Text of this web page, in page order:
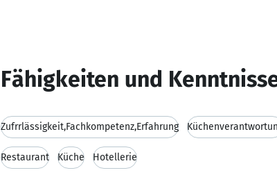
Fähigkeiten und
Zufrrlässigkeit,Fachkompetenz,Erfahrung
Restaurant Küche Hotellerie